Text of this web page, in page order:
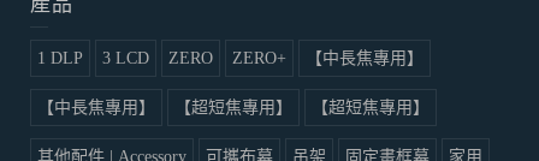
1 DLP 3 LCD ZERO ZERO+ 【中長焦專用】
【中長焦專用】 【超短焦專用】 【超短焦專用】
其他配件 | Accessory 可攜布幕 吊架 固定畫框幕 家用